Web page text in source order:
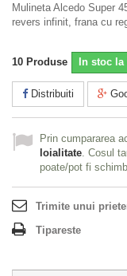
Mulineta Alcedo Super
revers infinit, frana cu
10 Produse In stoc
Distribuiti
Prin cumpararea
loialitate . Cosul
poate/pot fi
Trimite unui
Tipareste